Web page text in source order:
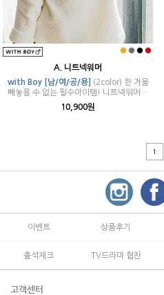
A. 니트넥워머
with Boy [남/여/공/용]
(2color) 한 겨울
빼놓을 수 없는 필수아이템! 니트넥워머에
요.
10,900원
1
이벤트 상품후기
출석체크 TV드라마 협찬
고객센터